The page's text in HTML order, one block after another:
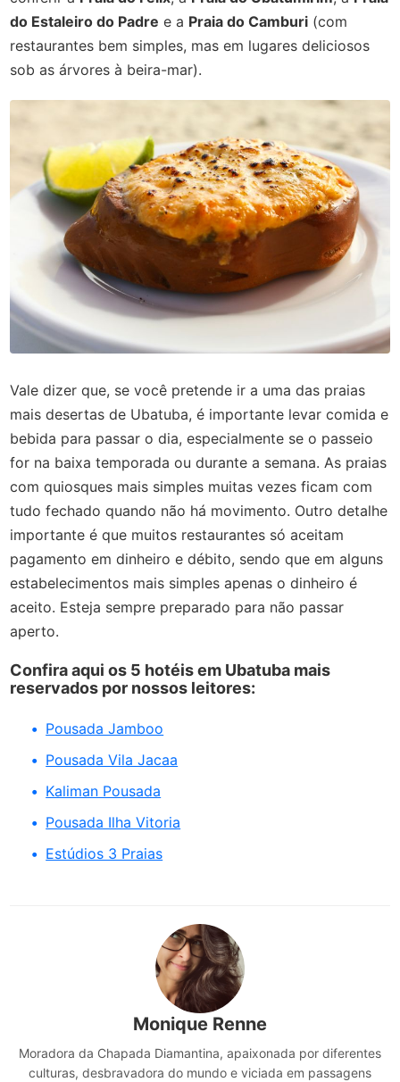
do Estaleiro do Padre e a Praia do Camburi (com
restaurantes bem simples, mas em lugares deliciosos
sob as árvores à beira-mar).
Vale dizer que, se você pretende ir a uma das praias
mais desertas de Ubatuba, é importante levar comida e
bebida para passar o dia, especialmente se o passeio
for na baixa temporada ou durante a semana. As praias
com quiosques mais simples muitas vezes ficam com
tudo fechado quando não há movimento. Outro detalhe
importante é que muitos restaurantes só aceitam
pagamento em dinheiro e débito, sendo que em alguns
estabelecimentos mais simples apenas o dinheiro é
aceito. Esteja sempre preparado para não passar
aperto.
Confira aqui os 5 hotéis em Ubatuba mais
reservados por nossos leitores:
Pousada Jamboo
Pousada Vila Jacaa
Kaliman Pousada
Pousada Ilha Vitoria
Estúdios 3 Praias
Monique Renne
Moradora da Chapada Diamantina, apaixonada por diferentes
culturas, desbravadora do mundo e viciada em passagens